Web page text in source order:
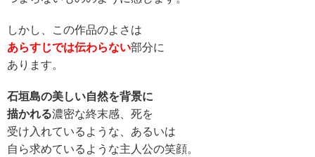
しかし、この作品のよさは
あらすじでは伝わらない部分に
あります。
石垣島の美しい自然を背景に
描かれる濃密な終末感、死を
受け入れているような、あるいは
自ら求めているような主人公の笑顔。